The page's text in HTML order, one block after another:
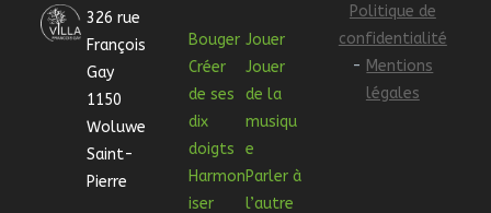
326 rue
François
Gay
1150
Woluwe
Saint-
Pierre
Bouger
Créer
de ses
dix
doigts
Harmon
iser
Jouer
Jouer
de la
musiqu
e
Parler à
l’autre
Politique de
confidentialité
- Mentions
légales